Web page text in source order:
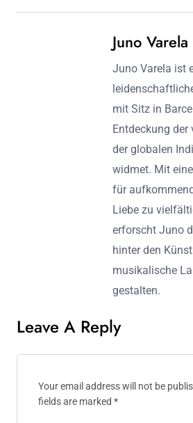
Juno Varela
Juno Varela ist
mit Sitz in
Entdeckung der
der globalen
widmet. Mit
für
Liebe zu
erforscht Juno
hinter den
musikalische
gestalten.
Leave A Reply
Your email address will not be
fields are marked *